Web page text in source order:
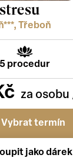
Třeboň
5 procedur
Vybrat termín
jako dárek